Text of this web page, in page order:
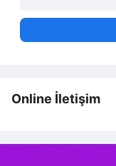
Online İletişim